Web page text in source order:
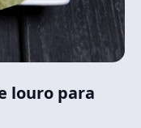
louro para